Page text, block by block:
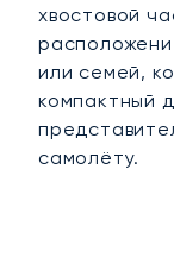
хвостовой
или семей,
компактный
самолёту.